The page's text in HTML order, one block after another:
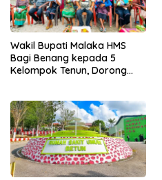
Wakil Bupati Malaka HMS
Bagi Benang kepada 5
Kelompok Tenun, Dorong